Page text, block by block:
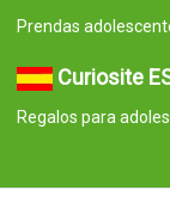
Prendas
Curiosite
Regalos para